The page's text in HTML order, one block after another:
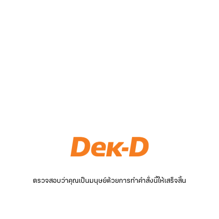
ตรวจสอบว่าคุณเป็นมนุษย์ด้วยการทำคำสั่งนี้ให้เสร็จสิ้น